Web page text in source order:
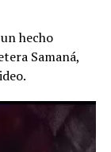
hecho
Samaná,